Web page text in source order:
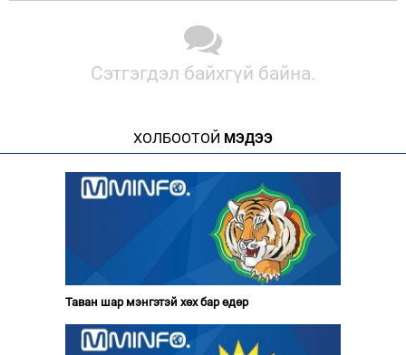
Сэтгэгдэл байхгүй байна.
ХОЛБООТОЙ МЭДЭЭ
Таван шар мэнгэтэй хөх бар өдөр